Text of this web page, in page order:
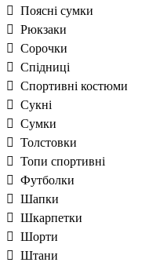
Поясні сумки
Рюкзаки
Сорочки
Спідниці
Спортивні костюми
Сукні
Сумки
Толстовки
Топи спортивні
Футболки
Шапки
Шкарпетки
Шорти
Штани